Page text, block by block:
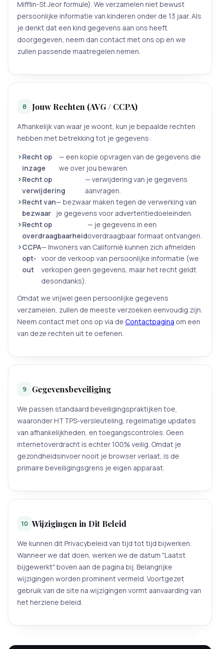
Mifflin-St Jeor formule). We verzamelen niet bewust
persoonlijke informatie van kinderen onder de 13 jaar. Als
je denkt dat een kind gegevens aan ons heeft
doorgegeven, neem dan contact met ons op en we
zullen passende maatregelen nemen.
8 Jouw Rechten (AVG / CCPA)
Afhankelijk van waar je woont, kun je bepaalde rechten
hebben met betrekking tot je gegevens:
Recht op
inzage
— een kopie opvragen van de gegevens die
we over jou bewaren.
Recht op
verwijdering
— verwijdering van je gegevens
aanvragen.
Recht van
bezwaar
— bezwaar maken tegen de verwerking van
je gegevens voor advertentiedoeleinden.
Recht op
overdraagbaarheid
— je gegevens in een
overdraagbaar formaat ontvangen.
CCPA
opt-
out
— Inwoners van Californië kunnen zich afmelden
voor de verkoop van persoonlijke informatie (we
verkopen geen gegevens, maar het recht geldt
desondanks).
Omdat we vrijwel geen persoonlijke gegevens
verzamelen, zullen de meeste verzoeken eenvoudig zijn.
Neem contact met ons op via de Contactpagina om een
van deze rechten uit te oefenen.
9 Gegevensbeveiliging
We passen standaard beveiligingspraktijken toe,
waaronder HTTPS-versleuteling, regelmatige updates
van afhankelijkheden, en toegangscontroles. Geen
internetoverdracht is echter 100% veilig. Omdat je
gezondheidsinvoer nooit je browser verlaat, is de
primaire beveiligingsgrens je eigen apparaat.
10 Wijzigingen in Dit Beleid
We kunnen dit Privacybeleid van tijd tot tijd bijwerken.
Wanneer we dat doen, werken we de datum "Laatst
bijgewerkt" boven aan de pagina bij. Belangrijke
wijzigingen worden prominent vermeld. Voortgezet
gebruik van de site na wijzigingen vormt aanvaarding van
het herziene beleid.